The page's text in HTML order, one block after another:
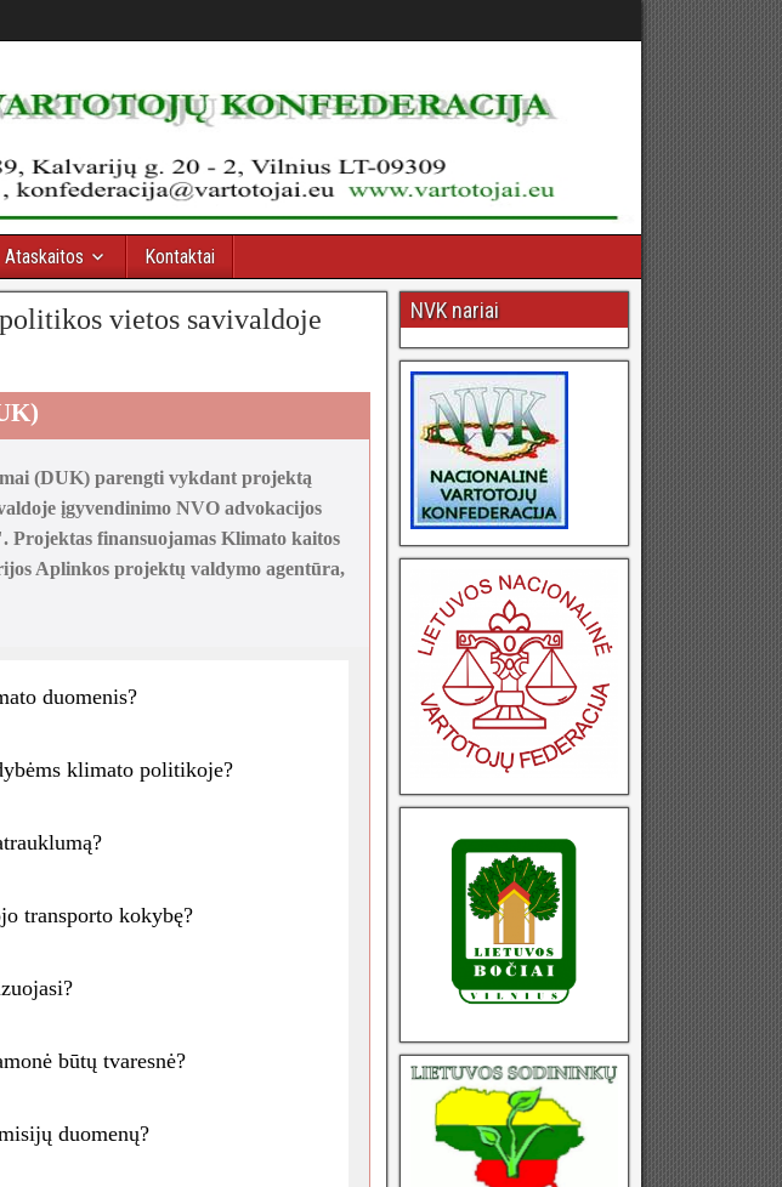
Ataskaitos Kontaktai
vietos savivaldoje
(DUK) parengti vykdant projektą
įgyvendinimo NVO advokacijos
Projektas finansuojamas Klimato kaitos
Aplinkos projektų valdymo agentūra,
duomenis?
klimato politikoje?
transporto kokybę?
būtų tvaresnė?
duomenų?
NVK nariai